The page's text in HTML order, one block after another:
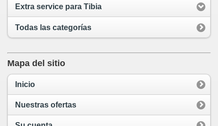
Extra service para Tibia
Todas las categorías
Mapa del sitio
Inicio
Nuestras ofertas